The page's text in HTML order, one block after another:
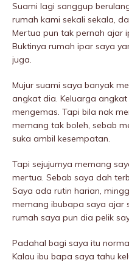
Suami lagi sanggup
rumah kami sekali sekala,
Mertua pun tak pernah ajar
Buktinya rumah ipar saya
juga.
Mujur suami saya banyak
angkat dia. Keluarga
mengemas. Tapi bila nak
memang tak boleh, sebab
suka ambil kesempatan.
Tapi sejujurnya memang
mertua. Sebab saya dah
Saya ada rutin harian,
memang ibubapa saya ajar
rumah saya pun dia pelik
Padahal bagi saya itu
Kalau ibu bapa saya tahu